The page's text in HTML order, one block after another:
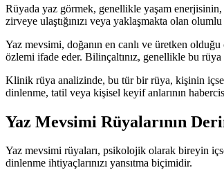
Rüyada yaz görmek, genellikle yaşam
zirveye ulaştığınızı veya yaklaşmakta olan
Yaz mevsimi, doğanın en canlı ve üretken
özlemi ifade eder. Bilinçaltınız, genellikle bu rüya
Klinik rüya analizinde, bu tür bir rüya, kişinin
dinlenme, tatil veya kişisel keyif anlarının
Yaz Mevsimi Rüyalarının
Yaz mevsimi rüyaları, psikolojik olarak bireyin
dinlenme ihtiyaçlarınızı yansıtma biçimidir.